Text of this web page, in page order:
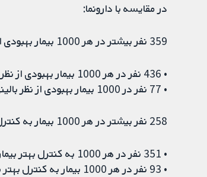
در مقایسه با دارونما:
359 نفر بیشتر در هر 1000 بیمار بهبودی از نظر بالینی را در 12 هفته با TNFi گزارش کردند
• 436 نفر در هر 1000 بیمار بهبودی از نظر بالینی را با TNFi گزارش کردند.
• 77 نفر در 1000 بیمار بهبودی از نظر بالینی را با دارونما گزارش کردند.
258 نفر بیشتر در هر 1000 بیمار به کنترل بهتر بیماری با TNFi در هفته 24 دست یافتند
• 351 نفر در هر 1000 به کنترل بهتر بیماری با TNFi دست یافتند.
• 93 نفر در هر 1000 بیمار به کنترل بهتر بیماری با دارونما دست یافتند.